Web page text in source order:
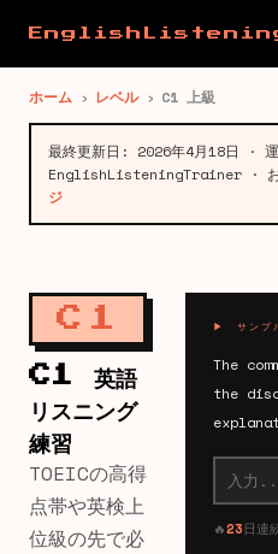
ホーム › レベル › C1 上級
最終更新日: 2026年4月18日 ·
EnglishListeningTrainer · お
ジ
C1
C1 英語
リスニング
練習
TOEICの高得
点帯や英検上
位級の先で必
▶ サンプ
The
the
🔥23日